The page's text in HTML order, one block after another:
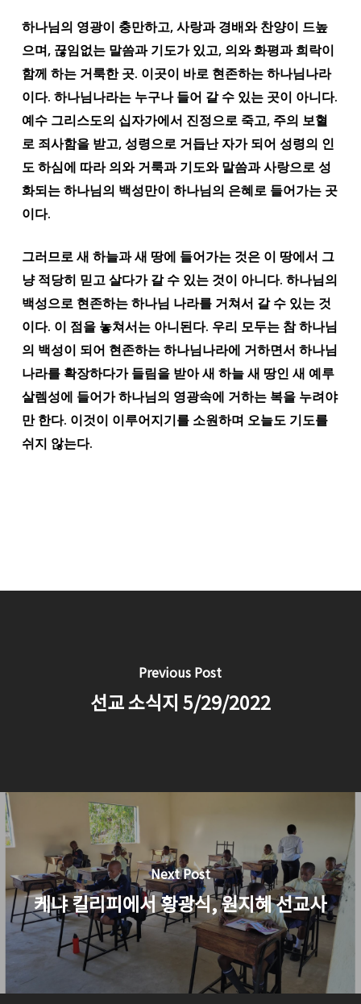
하나님의 영광이 충만하고, 사랑과 경배와 찬양이 드높
으며, 끊임없는 말씀과 기도가 있고, 의와 화평과 희락이
함께 하는 거룩한 곳. 이곳이 바로 현존하는 하나님나라
이다. 하나님나라는 누구나 들어 갈 수 있는 곳이 아니다.
예수 그리스도의 십자가에서 진정으로 죽고, 주의 보혈
로 죄사함을 받고, 성령으로 거듭난 자가 되어 성령의 인
도 하심에 따라 의와 거룩과 기도와 말씀과 사랑으로 성
화되는 하나님의 백성만이 하나님의 은혜로 들어가는 곳
이다.
그러므로 새 하늘과 새 땅에 들어가는 것은 이 땅에서 그
냥 적당히 믿고 살다가 갈 수 있는 것이 아니다. 하나님의
백성으로 현존하는 하나님 나라를 거쳐서 갈 수 있는 것
이다. 이 점을 놓쳐서는 아니된다. 우리 모두는 참 하나님
의 백성이 되어 현존하는 하나님나라에 거하면서 하나님
나라를 확장하다가 들림을 받아 새 하늘 새 땅인 새 예루
살렘성에 들어가 하나님의 영광속에 거하는 복을 누려야
만 한다. 이것이 이루어지기를 소원하며 오늘도 기도를
쉬지 않는다.
Previous Post
선교 소식지 5/29/2022
Next Post
케냐 킬리피에서 황광식, 원지혜 선교사